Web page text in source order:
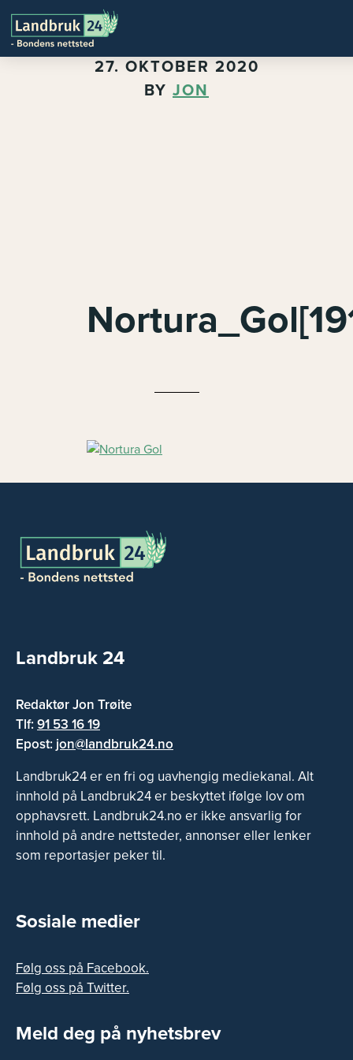
27. OKTOBER 2020
BY JON
Landbruk 24
Redaktør Jon Trøite
Tlf:91 53 16 19
Epost: jon@landbruk24.no
Landbruk24 er en fri og uavhengig mediekanal. Alt
innhold på Landbruk24 er beskyttet ifølge lov om
opphavsrett. Landbruk24.no er ikke ansvarlig for
innhold på andre nettsteder, annonser eller lenker
som reportasjer peker til.
Sosiale medier
Følg oss på Facebook.
Følg oss på Twitter.
Meld deg på nyhetsbrev